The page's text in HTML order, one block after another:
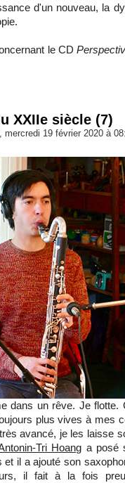
d'un nouveau, la
le CD
XXIIe siècle (7)
mercredi 19 février 2020 à
dans un rêve. Je flotte.
plus vives à mes
avancé, je les laisse
Tri Hoang a posé
il a ajouté son
il fait à la fois